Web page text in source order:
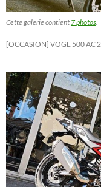
Cette galerie contient 7 photos.
[OCCASION] VOGE 500 AC